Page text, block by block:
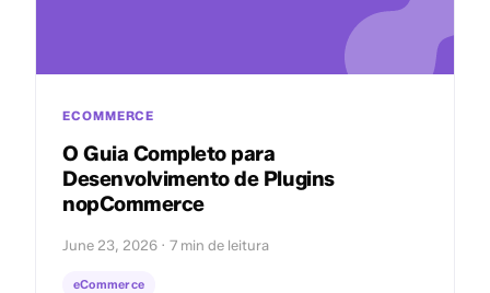
ECOMMERCE
O Guia Completo para
Desenvolvimento de Plugins
nopCommerce
June 23, 2026 · 7 min de leitura
eCommerce